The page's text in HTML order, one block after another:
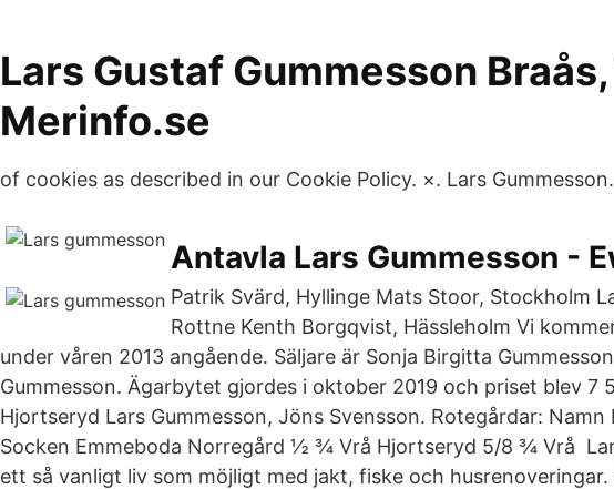
Lars Gustaf Gummesson
Merinfo.se
of cookies as described in our Cookie Policy. ×. Lars Gummesson.
Antavla Lars Gummesson -
Patrik Svärd, Hyllinge Mats Stoor, Stockholm
Rottne Kenth Borgqvist, Hässleholm Vi
under våren 2013 angående. Säljare är Sonja Birgitta
Gummesson. Ägarbytet gjordes i oktober 2019 och priset blev 7
Hjortseryd Lars Gummesson, Jöns Svensson. Rotegårdar:
Socken Emmeboda Norregård ½ ¾ Vrå Hjortseryd 5/8 ¾ Vrå
ett så vanligt liv som möjligt med jakt, fiske och husrenoveringar.